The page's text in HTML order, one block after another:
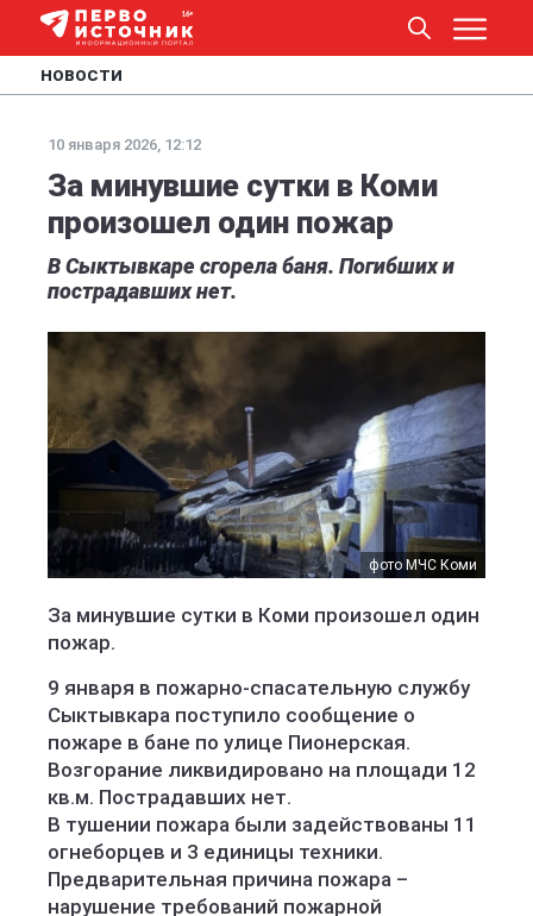
НОВОСТИ
10 января 2026, 12:12
За минувшие сутки в Коми
произошел один пожар
В Сыктывкаре сгорела баня. Погибших и
пострадавших нет.
фото МЧС Коми
За минувшие сутки в Коми произошел один
пожар.
9 января в пожарно-спасательную службу
Сыктывкара поступило сообщение о
пожаре в бане по улице Пионерская.
Возгорание ликвидировано на площади 12
кв.м. Пострадавших нет.
В тушении пожара были задействованы 11
огнеборцев и 3 единицы техники.
Предварительная причина пожара –
нарушение требований пожарной